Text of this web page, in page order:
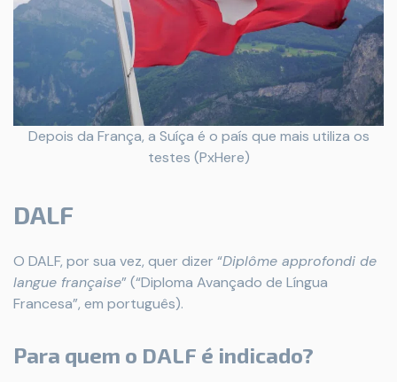
Depois da França, a Suíça é o país que mais utiliza os
testes (PxHere)
DALF
O DALF, por sua vez, quer dizer “Diplôme approfondi de
langue française” (“Diploma Avançado de Língua
Francesa”, em português).
Para quem o DALF é indicado?